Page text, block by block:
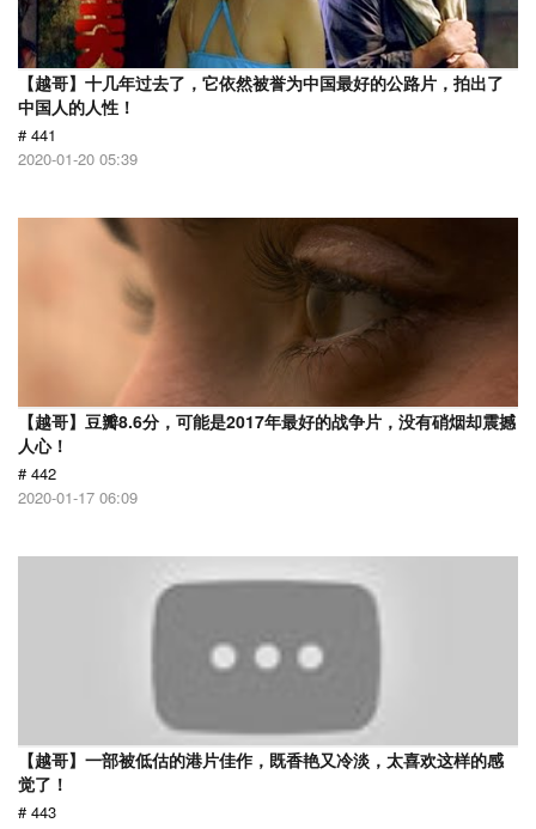
【越哥】十几年过去了，它依然被誉为中国最好的公路片，拍出了
中国人的人性！
# 441
2020-01-20 05:39
【越哥】豆瓣8.6分，可能是2017年最好的战争片，没有硝烟却震撼
人心！
# 442
2020-01-17 06:09
【越哥】一部被低估的港片佳作，既香艳又冷淡，太喜欢这样的感
觉了！
# 443